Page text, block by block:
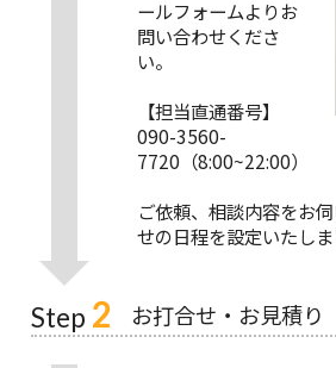
ールフォームよりお
問い合わせくださ
い。
【担当直通番号】
090-3560-
7720（8:00~22:00）
ご依頼、相談内容をお
せの日程を設定いたしま
Step 2 お打合せ・お見積り